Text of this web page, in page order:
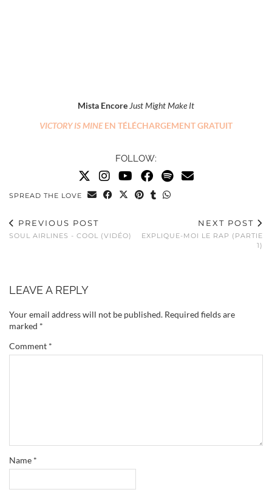
Mista Encore Just Might Make It
VICTORY IS MINEEN TÉLÉCHARGEMENT GRATUIT
FOLLOW:
SPREAD THE LOVE
PREVIOUS POST
SOUL AIRLINES - COOL (VIDÉO)
NEXT POST
EXPLIQUE-MOI LE RAP (PARTIE
1)
LEAVE A REPLY
Your email address will not be published. Required fields are
marked *
Comment *
Name *